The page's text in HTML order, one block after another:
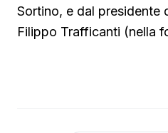
Sortino, e dal presidente
Filippo Trafficanti (nella